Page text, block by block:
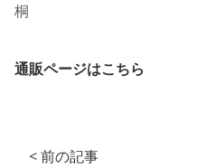
桐
通販ページはこちら
< 前の記事